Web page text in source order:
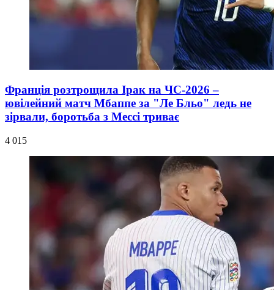
Франція розтрощила Ірак на ЧС-2026 –
ювілейний матч Мбаппе за "Ле Бльо" ледь не
зірвали, боротьба з Мессі триває
4 015